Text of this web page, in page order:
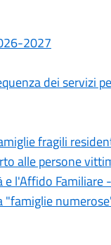
2027
dei servizi
fragili
alle persone
l'Affido Familiare